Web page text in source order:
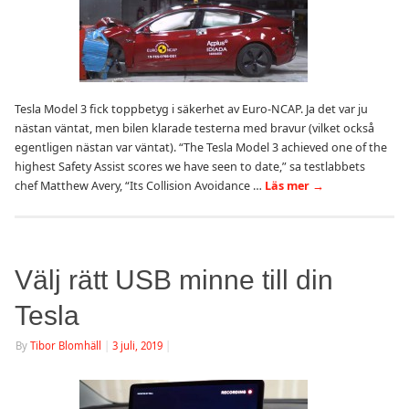
Tesla Model 3 fick toppbetyg i säkerhet av Euro-NCAP. Ja det var ju
nästan väntat, men bilen klarade testerna med bravur (vilket också
egentligen nästan var väntat). “The Tesla Model 3 achieved one of the
highest Safety Assist scores we have seen to date,” sa testlabbets
chef Matthew Avery, “Its Collision Avoidance … Läs mer →
Välj rätt USB minne till din
Tesla
By Tibor Blomhäll 3 juli, 2019